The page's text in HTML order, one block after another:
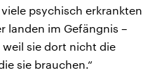
psychisch erkrankten
landen im Gefängnis –
weil sie dort nicht die
sie brauchen.“